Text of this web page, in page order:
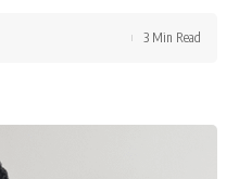
3 Min Read